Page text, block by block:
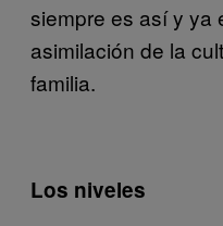
siempre es así y ya
asimilación de la
familia.
Los niveles